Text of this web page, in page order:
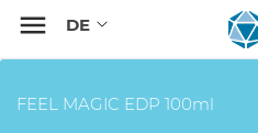

FEEL MAGIC EDP 100ml